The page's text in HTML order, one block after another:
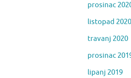
prosinac
listopad 2020
travanj 2020
prosinac
lipanj 2019